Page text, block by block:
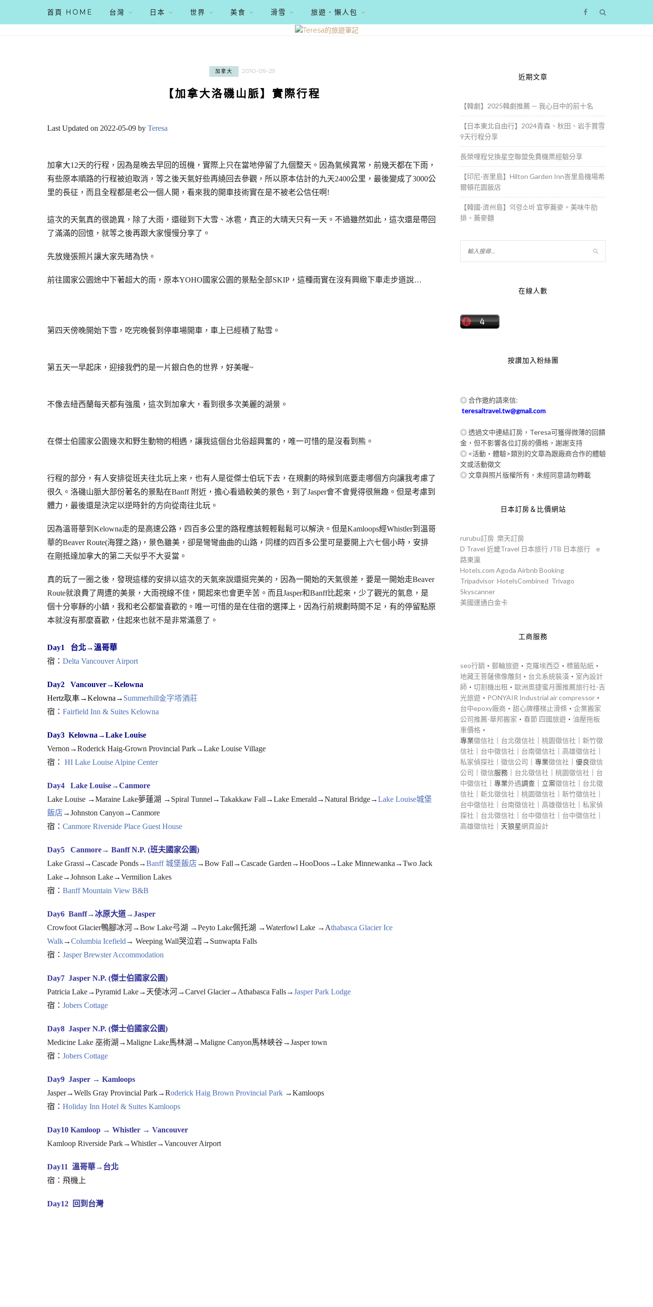
首頁 HOME 台灣 日本 世界 美食 滑雪 旅遊．懶人包
加拿大 2010-09-29
【加拿大洛磯山脈】實際行程
Last Updated on 2022-05-09 by Teresa
加拿大12天的行程，因為是晚去早回的班機，實際上只在當地停留了九個整天。因為氣候異常，前幾天都在下雨，
有些原本順路的行程被迫取消，等之後天氣好些再繞回去參觀，所以原本估計的九天2400公里，最後變成了3000公
里的長征，而且全程都是老公一個人開，看來我的開車技術實在是不被老公信任啊!
這次的天氣真的很詭異，除了大雨，還碰到下大雪、冰雹，真正的大晴天只有一天。不過雖然如此，這次還是帶回
了滿滿的回憶，就等之後再跟大家慢慢分享了。
先放幾張照片讓大家先睹為快。
前往國家公園途中下著超大的雨，原本YOHO國家公園的景點全部SKIP，這種雨實在沒有興緻下車走步道說…
第四天傍晚開始下雪，吃完晚餐到停車場開車，車上已經積了點雪。
第五天一早起床，迎接我們的是一片銀白色的世界，好美喔~
不像去紐西蘭每天都有強風，這次到加拿大，看到很多次美麗的湖景。
在傑士伯國家公園幾次和野生動物的相遇，讓我這個台北俗超興奮的，唯一可惜的是沒看到熊。
行程的部分，有人安排從班夫往北玩上來，也有人是從傑士伯玩下去，在規劃的時候到底要走哪個方向讓我考慮了
很久。洛磯山脈大部份著名的景點在Banff 附近，擔心看過較美的景色，到了Jasper會不會覺得很無趣。但是考慮到
體力，最後還是決定以逆時針的方向從南往北玩。
因為溫哥華到Kelowna走的是高速公路，四百多公里的路程應該輕輕鬆鬆可以解決。但是Kamloops經Whistler到溫哥
華的Beaver Route(海狸之路)，景色雖美，卻是彎彎曲曲的山路，同樣的四百多公里可是要開上六七個小時，安排
在剛抵達加拿大的第二天似乎不大妥當。
真的玩了一圈之後，發現這樣的安排以這次的天氣來說還挺完美的，因為一開始的天氣很差，要是一開始走Beaver
Route就浪費了周遭的美景，大雨視線不佳，開起來也會更辛苦。而且Jasper和Banff比起來，少了觀光的氣息，是
個十分寧靜的小鎮，我和老公都蠻喜歡的。唯一可惜的是在住宿的選擇上，因為行前規劃時間不足，有的停留點原
本就沒有那麼喜歡，住起來也就不是非常滿意了。
Day1
台北→溫哥華
宿： Delta Vancouver Airport
Day2 Vancouver→Kelowna
Hertz取車→Kelowna→ Summerhill金字塔酒莊
宿： Fairfield Inn & Suites Kelowna
Day3 Kelowna→Lake Louise
Vernon→Roderick Haig-Grown Provincial Park→Lake Louise Village
宿： HI Lake Louise Alpine Center
Day4
Lake Louise→Canmore
Lake Louise →Maraine Lake夢蓮湖 →Spiral Tunnel→Takakkaw Fall→Lake Emerald→Natural Bridge→Lake Louise城堡
飯店 →Johnston Canyon→Canmore
宿： Canmore Riverside Place Guest House
Day5 Canmore→ Banff N.P. (班夫國家公園)
Lake Grassi→Cascade Ponds→Banff 城堡飯店 →Bow Fall→Cascade Garden→HooDoos→Lake Minnewanka→Two Jack
Lake→Johnson Lake→Vermilion Lakes
宿： Banff Mountain View B&B
Day6 Banff→冰原大道→Jasper
Crowfoot Glacier鴨腳冰河→Bow Lake弓湖 →Peyto Lake佩托湖 →Waterfowl Lake →Athabasca Glacier Ice
Walk→Columbia Icefield → Weeping Wall哭泣岩→Sunwapta Falls
宿： Jasper Brewster Accommodation
Day7 Jasper N.P. (傑士伯國家公園)
Patricia Lake→Pyramid Lake→天使冰河→Carvel Glacier→Athabasca Falls→Jasper Park Lodge
宿： Jobers Cottage
Day8 Jasper N.P. (傑士伯國家公園)
Medicine Lake 巫術湖→Maligne Lake馬林湖→Maligne Canyon馬林峽谷→Jasper town
宿： Jobers Cottage
Day9 Jasper → Kamloops
Jasper→Wells Gray Provincial Park→Roderick Haig Brown Provincial Park →Kamloops
宿： Holiday Inn Hotel & Suites Kamloops
Day10 Kamloop → Whistler → Vancouver
Kamloop Riverside Park→Whistler→Vancouver Airport
Day11 溫哥華→台北
宿：飛機上
Day12 回到台灣
近期文章
【韓劇】2025韓劇推薦 — 我心目中的前十名
【日本東北自由行】2024青森、秋田、岩手賞雪
9天行程分享
長榮哩程兌換星空聯盟免費機票經驗分享
【印尼·峇里島】Hilton Garden Inn峇里島機場希
爾頓花園飯店
【韓國·濟州島】의령소바 宜寧蕎麥。美味牛肋
排、蕎麥麵
在線人數
按讚加入粉絲團
◎ 合作邀約請來信:
teresaitravel.tw@gmail.com
◎ 透過文中連結訂房，Teresa可獲得微薄的回饋
金，但不影響各位訂房的價格，謝謝支持
◎ <活動‧體驗>類別的文章為跟廠商合作的體驗
文或活動徵文
◎ 文章與照片版權所有，未經同意請勿轉載
日本訂房＆比價網站
rurubu訂房 樂天訂房
D Travel 近畿Travel 日本旅行 JTB 日本旅行
e
路東瀛
Hotels.com Agoda Airbnb Booking
Tripadvisor HotelsCombined Trivago
Skyscanner
美國運通白金卡
工商服務
seo行銷 ‧ 郵輪旅遊 ‧ 克羅埃西亞 ‧ 標籤貼紙 ‧
地藏王菩薩佛像雕刻 ‧ 台北系統裝潢 ‧ 室內設計
師 ‧ 切割機出租 ‧ 歐洲奧捷蜜月團推薦旅行社-吉
光旅遊 ‧ PONYAIR Industrial air compressor ‧
台中epoxy廠商 ‧ 甜心牌樓梯止滑條 ‧ 企業搬家
公司推薦-華邦搬家 ‧ 春節 四國旅遊 ‧ 油壓拖板
車價格 ‧
專業徵信社 台北徵信社 桃園徵信社
新竹徵
信社
台中徵信社 台南徵信社 高雄徵信社
私家偵探社
徵信公司 ｜專業徵信社 ｜優良徵信
公司
徵信服務｜ 台北徵信社 桃園徵信社
台
中徵信社 ｜專業外遇調查｜立案徵信社
台北徵
信社
新北徵信社 桃園徵信社 新竹徵信社
台中徵信社
台南徵信社 高雄徵信社
私家偵
探社
台北徵信社 台中徵信社 台中徵信社
高雄徵信社 ｜天狼星網頁設計